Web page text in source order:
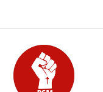
content